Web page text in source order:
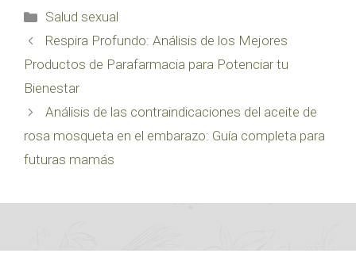
Categorías
Salud sexual
Respira Profundo: Análisis de los Mejores
Productos de Parafarmacia para Potenciar tu
Bienestar
Análisis de las contraindicaciones del aceite de
rosa mosqueta en el embarazo: Guía completa para
futuras mamás